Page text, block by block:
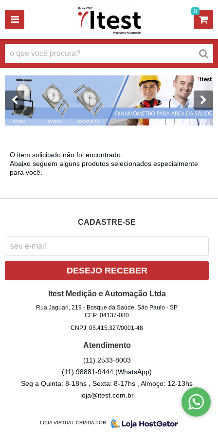
0
O item solicitado não foi encontrado.
Abaixo seguem alguns produtos selecionados especialmente
para você.
CADASTRE-SE
DESEJO RECEBER
Itest Medição e Automação Ltda
Rua Jaguari, 219 - Bosque da Saúde, São Paulo -SP
CEP: 04137-080
CNPJ: 05.415.327/0001-48
Atendimento
(11) 2533-8003
(11) 98881-9444(WhatsApp)
Seg a Quinta: 8-18hs , Sexta: 8-17hs , Almoço: 12-13hs
loja@itest.com.br
LOJA VIRTUAL CRIADA POR